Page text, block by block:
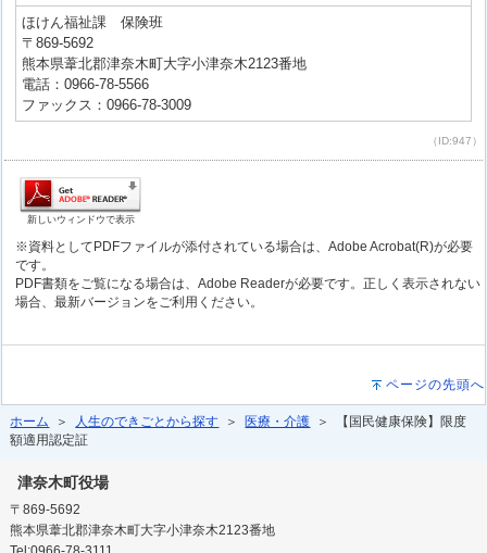
ほけん福祉課 保険班
〒869-5692
熊本県葦北郡津奈木町大字小津奈木2123番地
電話：0966-78-5566
ファックス：0966-78-3009
（ID:947）
新しいウィンドウで表示
※資料としてPDFファイルが添付されている場合は、Adobe Acrobat(R)が必要
です。
PDF書類をご覧になる場合は、Adobe Readerが必要です。正しく表示されない
場合、最新バージョンをご利用ください。
ページの先頭へ
ホーム ＞ 人生のできごとから探す ＞ 医療・介護 ＞ 【国民健康保険】限度
額適用認定証
津奈木町役場
〒869-5692
熊本県葦北郡津奈木町大字小津奈木2123番地